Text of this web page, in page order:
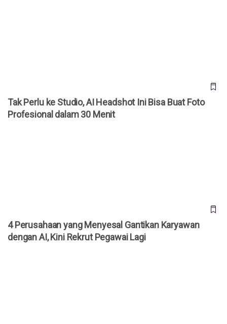
Tak Perlu ke Studio, AI Headshot Ini Bisa Buat Foto
Profesional dalam 30 Menit
4 Perusahaan yang Menyesal Gantikan Karyawan
dengan AI, Kini Rekrut Pegawai Lagi